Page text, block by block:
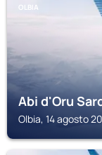
OLBIA
Abi d'Oru
Olbia, 14 agosto